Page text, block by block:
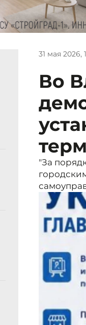
31 мая 2026,
Во
"За